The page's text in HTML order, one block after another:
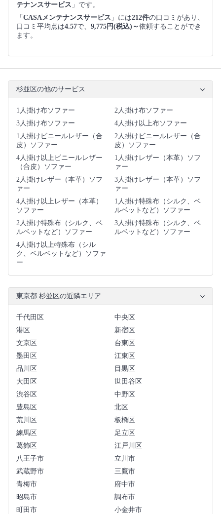
テナンスサービス 」です。
「CASAメンテナンスサービス 」には212件の口コミがあり、
口コミ平均点は4.57で、 9,775円(税込)～依頼することができ
ます。
杉並区の他のサービス
1人掛け布ソファー
2人掛け布ソファー
3人掛け布ソファー
4人掛け以上布ソファー
1人掛けビニールレザー（合
皮）ソファー
2人掛けビニールレザー（合
皮）ソファー
4人掛け以上ビニールレザー
（合皮）ソファー
1人掛けレザー（本革）ソフ
ァー
2人掛けレザー（本革）ソフ
ァー
3人掛けレザー（本革）ソフ
ァー
4人掛け以上レザー（本革）
ソファー
1人掛け特殊布（シルク、ベ
ルベットなど）ソファー
2人掛け特殊布（シルク、ベ
ルベットなど）ソファー
3人掛け特殊布（シルク、ベ
ルベットなど）ソファー
4人掛け以上特殊布（シル
ク、ベルベットなど）ソファ
ー
東京都 杉並区の近隣エリア
千代田区
中央区
港区
新宿区
文京区
台東区
墨田区
江東区
品川区
目黒区
大田区
世田谷区
渋谷区
中野区
豊島区
北区
荒川区
板橋区
練馬区
足立区
葛飾区
江戸川区
八王子市
立川市
武蔵野市
三鷹市
青梅市
府中市
昭島市
調布市
町田市
小金井市